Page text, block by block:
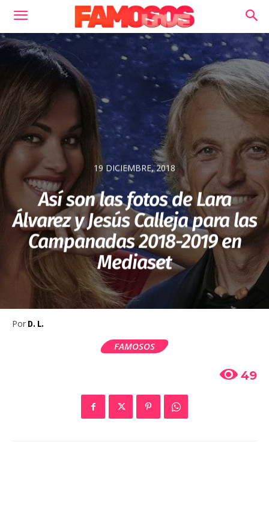
19 DICIEMBRE, 2018
Así son las fotos de Lara
Álvarez y Jesús Calleja para las
Campanadas 2018-2019 en
Mediaset
Por D. L.
FAMOSOS
49